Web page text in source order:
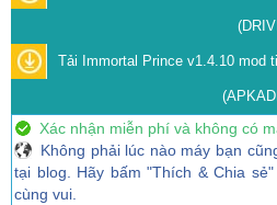
Tải Immortal Prince v1.4.10 mod
Xác nhận miễn phí và không có
Không phải lúc nào máy bạn
tại blog. Hãy bấm "Thích & Chia
cùng vui.